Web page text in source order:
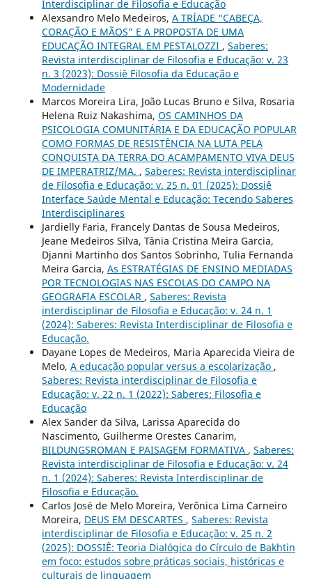
Interdisciplinar de Filosofia e Educação
Alexsandro Melo Medeiros, A TRÍADE “CABEÇA,
CORAÇÃO E MÃOS” E A PROPOSTA DE UMA
EDUCAÇÃO INTEGRAL EM PESTALOZZI , Saberes:
Revista interdisciplinar de Filosofia e Educação: v. 23
n. 3 (2023): Dossiê Filosofia da Educação e
Modernidade
Marcos Moreira Lira, João Lucas Bruno e Silva, Rosaria
Helena Ruiz Nakashima, OS CAMINHOS DA
PSICOLOGIA COMUNITÁRIA E DA EDUCAÇÃO POPULAR
COMO FORMAS DE RESISTÊNCIA NA LUTA PELA
CONQUISTA DA TERRA DO ACAMPAMENTO VIVA DEUS
DE IMPERATRIZ/MA. , Saberes: Revista interdisciplinar
de Filosofia e Educação: v. 25 n. 01 (2025): Dossiê
Interface Saúde Mental e Educação: Tecendo Saberes
Interdisciplinares
Jardielly Faria, Francely Dantas de Sousa Medeiros,
Jeane Medeiros Silva, Tânia Cristina Meira Garcia,
Djanni Martinho dos Santos Sobrinho, Tulia Fernanda
Meira Garcia, As ESTRATÉGIAS DE ENSINO MEDIADAS
POR TECNOLOGIAS NAS ESCOLAS DO CAMPO NA
GEOGRAFIA ESCOLAR , Saberes: Revista
interdisciplinar de Filosofia e Educação: v. 24 n. 1
(2024): Saberes: Revista Interdisciplinar de Filosofia e
Educação.
Dayane Lopes de Medeiros, Maria Aparecida Vieira de
Melo, A educação popular versus a escolarização ,
Saberes: Revista interdisciplinar de Filosofia e
Educação: v. 22 n. 1 (2022): Saberes: Filosofia e
Educação
Alex Sander da Silva, Larissa Aparecida do
Nascimento, Guilherme Orestes Canarim,
BILDUNGSROMAN E PAISAGEM FORMATIVA , Saberes:
Revista interdisciplinar de Filosofia e Educação: v. 24
n. 1 (2024): Saberes: Revista Interdisciplinar de
Filosofia e Educação.
Carlos José de Melo Moreira, Verônica Lima Carneiro
Moreira, DEUS EM DESCARTES , Saberes: Revista
interdisciplinar de Filosofia e Educação: v. 25 n. 2
(2025): DOSSIÊ: Teoria Dialógica do Círculo de Bakhtin
em foco: estudos sobre práticas sociais, históricas e
culturais de linguagem